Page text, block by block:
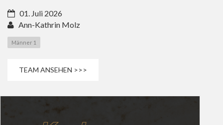
01. Juli 2026
Ann-Kathrin Molz
Männer 1
TEAM ANSEHEN >>>